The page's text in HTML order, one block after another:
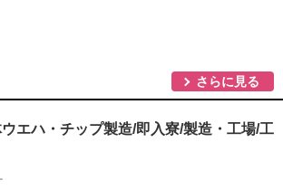
さらに見る
ウエハ・チップ製造/即入寮/製造・工場/工